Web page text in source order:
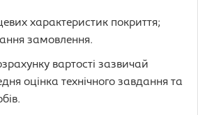
характеристик покриття;
замовлення.
вартості зазвичай
оцінка технічного завдання та